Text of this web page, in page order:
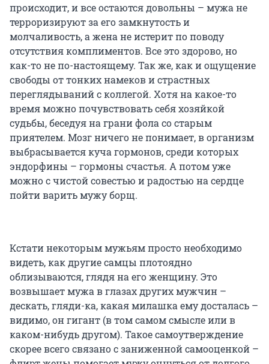
происходит, и все остаются довольны – мужа не
терроризируют за его замкнутость и
молчаливость, а жена не истерит по поводу
отсутствия комплиментов. Все это здорово, но
как-то не по-настоящему. Так же, как и ощущение
свободы от тонких намеков и страстных
переглядываний с коллегой. Хотя на какое-то
время можно почувствовать себя хозяйкой
судьбы, беседуя на грани фола со старым
приятелем. Мозг ничего не понимает, в организм
выбрасывается куча гормонов, среди которых
эндорфины – гормоны счастья. А потом уже
можно с чистой совестью и радостью на сердце
пойти варить мужу борщ.
Кстати некоторым мужьям просто необходимо
видеть, как другие самцы плотоядно
облизываются, глядя на его женщину. Это
возвышает мужа в глазах других мужчин –
дескать, гляди-ка, какая милашка ему досталась –
видимо, он гигант (в том самом смысле или в
каком-нибудь другом). Такое самоутверждение
скорее всего связано с заниженной самооценкой –